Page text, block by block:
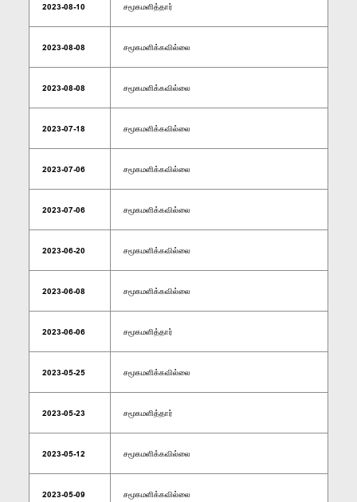
2023-08-10 சமூகமளித்தார்
2023-08-08 சமூகமளிக்கவில்லை
2023-08-08 சமூகமளிக்கவில்லை
2023-07-18 சமூகமளிக்கவில்லை
2023-07-06 சமூகமளிக்கவில்லை
2023-07-06 சமூகமளிக்கவில்லை
2023-06-20 சமூகமளிக்கவில்லை
2023-06-08 சமூகமளிக்கவில்லை
2023-06-06 சமூகமளித்தார்
2023-05-25 சமூகமளிக்கவில்லை
2023-05-23 சமூகமளித்தார்
2023-05-12 சமூகமளிக்கவில்லை
2023-05-09 சமூகமளிக்கவில்லை